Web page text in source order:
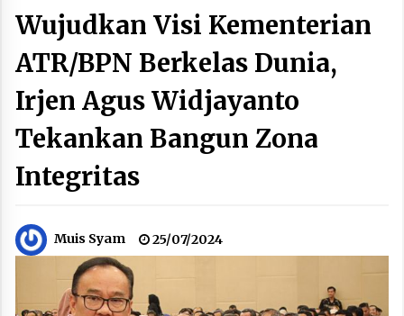
Wujudkan Visi Kementerian
ATR/BPN Berkelas Dunia,
Irjen Agus Widjayanto
Tekankan Bangun Zona
Integritas
Muis Syam 25/07/2024